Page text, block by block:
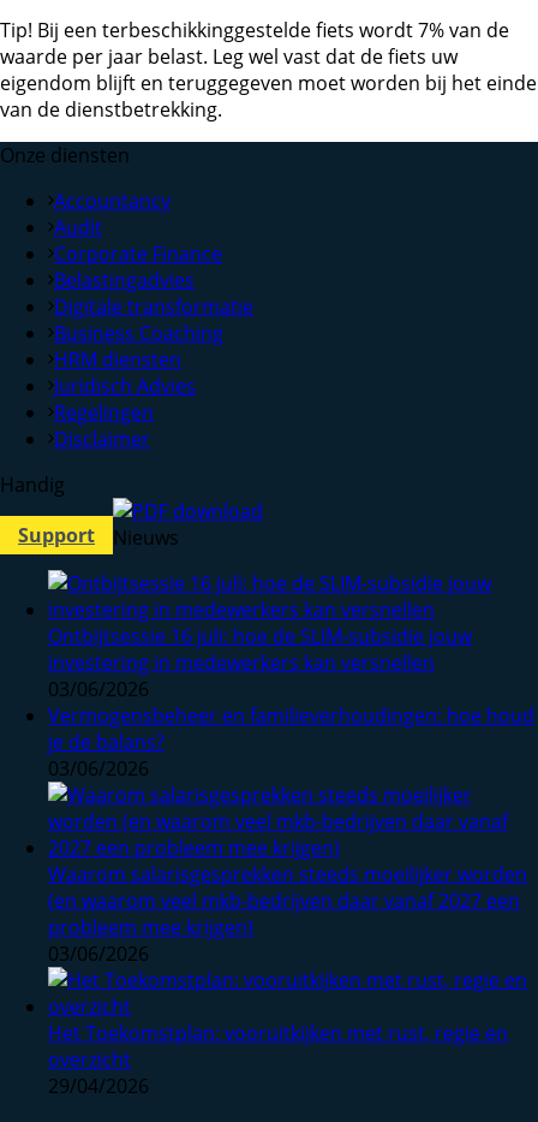
Tip! Bij een terbeschikkinggestelde fiets wordt 7% van de
waarde per jaar belast. Leg wel vast dat de fiets uw
eigendom blijft en teruggegeven moet worden bij het einde
van de dienstbetrekking.
Onze diensten
Accountancy
Audit
Corporate Finance
Belastingadvies
Digitale transformatie
Business Coaching
HRM diensten
Juridisch Advies
Regelingen
Disclaimer
Handig
Support
Nieuws
Ontbijtsessie 16 juli: hoe de SLIM-subsidie jouw
investering in medewerkers kan versnellen
03/06/2026
Vermogensbeheer en familieverhoudingen: hoe houd
je de balans?
03/06/2026
Waarom salarisgesprekken steeds moeilijker worden
(en waarom veel mkb-bedrijven daar vanaf 2027 een
probleem mee krijgen)
03/06/2026
Het Toekomstplan: vooruitkijken met rust, regie en
overzicht
29/04/2026